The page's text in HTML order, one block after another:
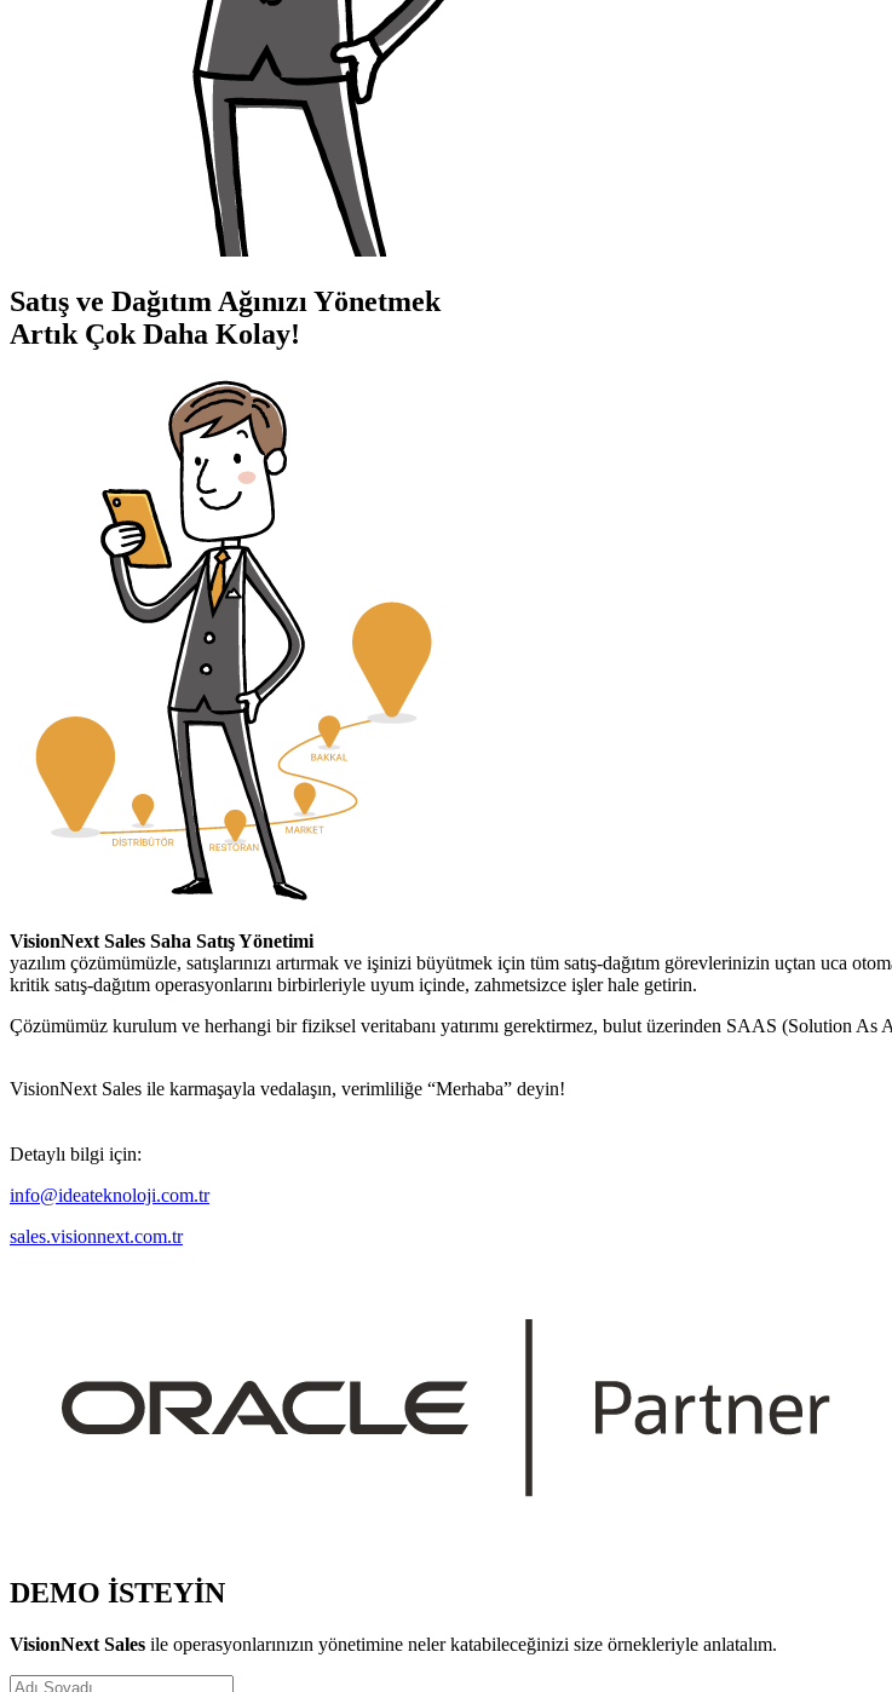
Satış ve Dağıtım Ağınızı Yönetmek
Artık Çok Daha Kolay!
VisionNext Sales Saha Satış Yönetimi
yazılım çözümümüzle, satışlarınızı artırmak ve işinizi büyütmek için tüm satış-dağıtım görevlerinizin uçtan uca
kritik satış-dağıtım operasyonlarını birbirleriyle uyum içinde, zahmetsizce işler hale getirin.
Çözümümüz kurulum ve herhangi bir fiziksel veritabanı yatırımı gerektirmez, bulut üzerinden SAAS (Solution As
VisionNext Sales ile karmaşayla vedalaşın, verimliliğe “Merhaba” deyin!
Detaylı bilgi için:
info@ideateknoloji.com.tr
sales.visionnext.com.tr
DEMO İSTEYİN
VisionNext Sales ile operasyonlarınızın yönetimine neler katabileceğinizi size örnekleriyle anlatalım.